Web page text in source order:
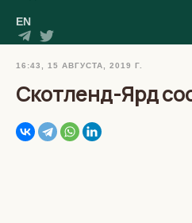
EN
16:43, 15 АВГУСТА, 2019 Г.
Скотленд-Ярд